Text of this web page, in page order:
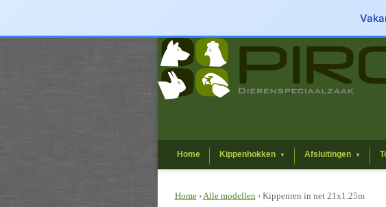
Home Kippenhokken ▼ Afsluitingen ▼
Home›Alle modellen› Kippenren in net 21x1.25m